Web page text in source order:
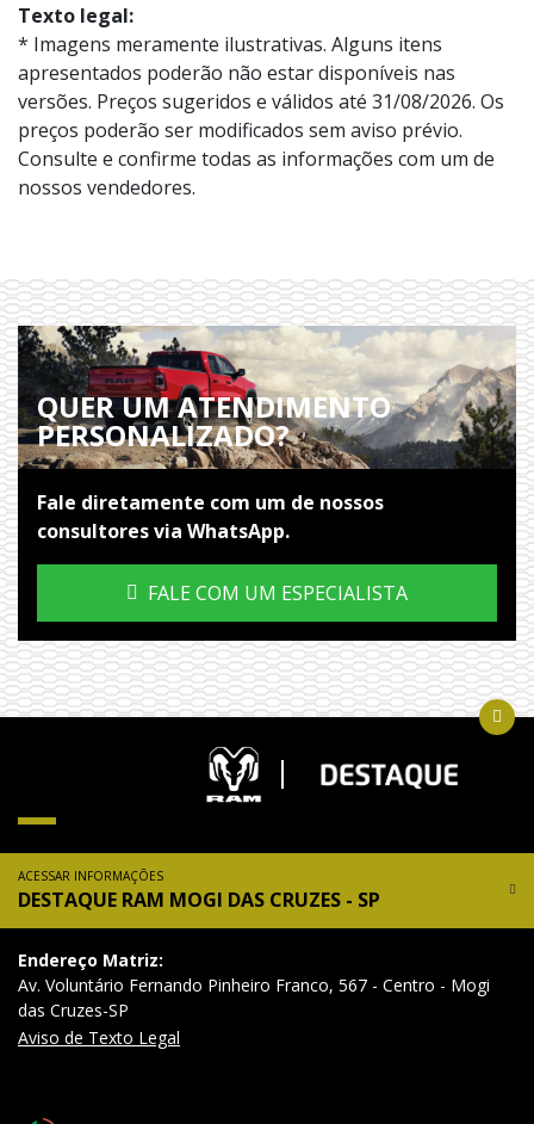
Texto legal:
* Imagens meramente ilustrativas. Alguns itens
apresentados poderão não estar disponíveis nas
versões. Preços sugeridos e válidos até 31/08/2026. Os
preços poderão ser modificados sem aviso prévio.
Consulte e confirme todas as informações com um de
nossos vendedores.
QUER UM ATENDIMENTO
PERSONALIZADO?
Fale diretamente com um de nossos
consultores via WhatsApp.
FALE COM UM ESPECIALISTA
ACESSAR INFORMAÇÕES
DESTAQUE RAM MOGI DAS CRUZES - SP
Endereço Matriz:
Av. Voluntário Fernando Pinheiro Franco, 567 - Centro - Mogi
das Cruzes-SP
Aviso de Texto Legal